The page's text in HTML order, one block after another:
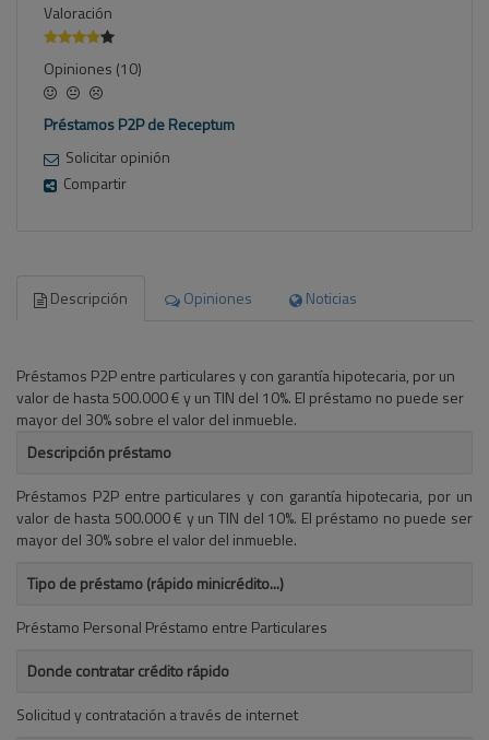
Valoración
Opiniones (10)
Préstamos P2P de Receptum
Solicitar opinión
Compartir
Descripción Opiniones Noticias
Préstamos P2P entre particulares y con garantía hipotecaria, por un
valor de hasta 500.000 € y un TIN del 10%. El préstamo no puede ser
mayor del 30% sobre el valor del inmueble.
Descripción préstamo
Préstamos P2P entre particulares y con garantía hipotecaria, por un
valor de hasta 500.000 € y un TIN del 10%. El préstamo no puede ser
mayor del 30% sobre el valor del inmueble.
Tipo de préstamo (rápido minicrédito...)
Préstamo Personal Préstamo entre Particulares
Donde contratar crédito rápido
Solicitud y contratación a través de internet